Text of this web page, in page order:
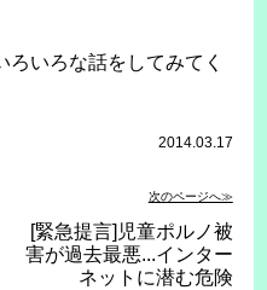
いろな話をしてみてく
2014.03.17
次のページへ≫
[緊急提言]児童ポルノ被
害が過去最悪...インター
ネットに潜む危険